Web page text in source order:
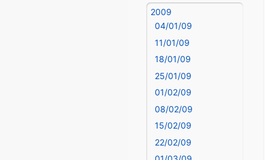
Bingöl
Bitlis
Bolu
Burdur
Bursa
Çanakkale
Çankırı
Çorum
2009
04/01/09
11/01/09
18/01/09
25/01/09
01/02/09
08/02/09
15/02/09
22/02/09